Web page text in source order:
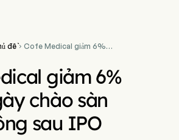
đề Cofe Medical giảm 6%
Kông sau IPO
giảm 6%
chào sàn
sau IPO